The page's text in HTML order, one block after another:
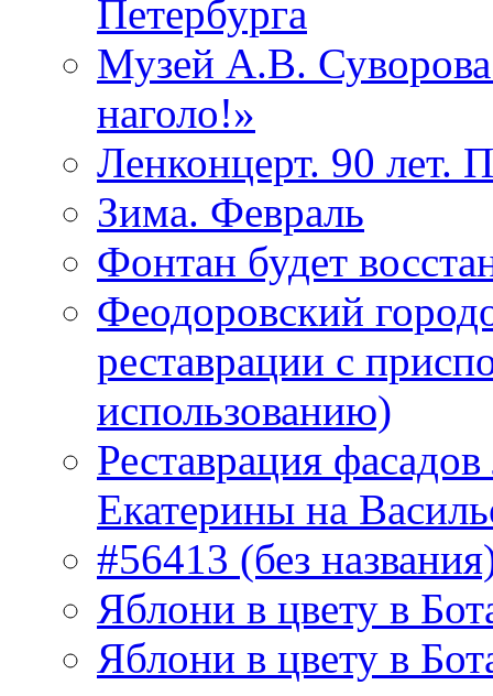
Петербурга
Музей А.В.
наголо!»
Ленконцерт. 90 лет.
Зима. Февраль
Фонтан будет
Феодоровский
реставрации с
использованию)
Реставрация
Екатерины на
#56413 (без
Яблони в цвету в
Яблони в цвету в